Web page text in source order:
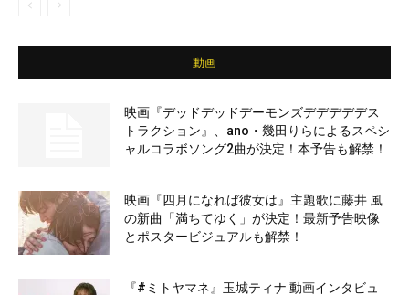
動画
映画『デッドデッドデーモンズデデデデデス
トラクション』、ano・幾田りらによるスペシ
ャルコラボソング2曲が決定！本予告も解禁！
映画『四月になれば彼女は』主題歌に藤井 風
の新曲「満ちてゆく」が決定！最新予告映像
とポスタービジュアルも解禁！
『#ミトヤマネ』玉城ティナ 動画インタビュ